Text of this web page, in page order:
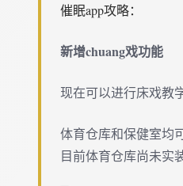
催眠app攻略：
新增chuang戏功能
现在可以进行床戏教
体育仓库和保健室均
目前体育仓库尚未实